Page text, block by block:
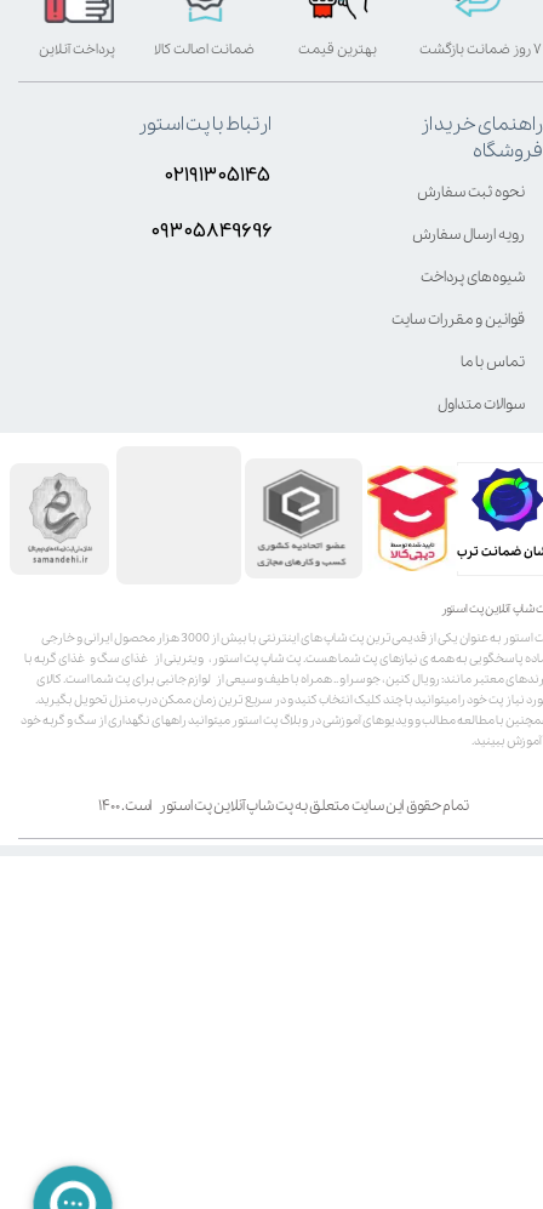
شاپ آنلاین پت استور
پت استور به عنوان یکی از قدیمی‌ترین پت شاپ های اینترنتی با بیش از 3000 هزار محصول ایرانی و خارجی
پاسخگویی به همه ی نیازهای پت شما هست. پت شاپ پت استور، ویترینی از غذای سگ و غذای گربه با
معتبر مانند: رویال کنین، جوسرا و .. همراه با طیف وسیعی از لوازم جانبی برای پت شما است. کالای
نیاز پت خود را میتوانید با چند کلیک انتخاب کنید و در سریع ترین زمان ممکن درب منزل تحویل بگیرید.
با مطالعه مطالب و ویدیوهای آموزشی در وبلاگ پت استور میتوانید راههای نگهداری از سگ و گربه خود
آموزش ببینید.
تمام حقوق این سایت متعلق به پت شاپ آنلاین پت استور است. ۱۴۰۰
ضمانت ترب
بهترین قیمت پرداخت آنلاین ۷ روز ضمانت بازگشت ضمانت اصالت کالا
راهنمای خرید از
فروشگاه
نحوه ثبت سفارش
رویه ارسال سفارش
شیوه‌های پرداخت
قوانین و مقررات سایت
تماس با ما
سوالات متداول
ارتباط با پت استور
۰۲۱۹۱۳۰۵۱۴۵
۰۹۳۰۵8۴9696